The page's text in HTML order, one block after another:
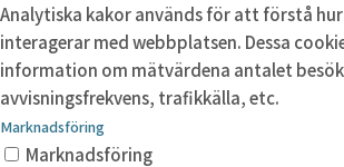
Analytiska kakor används för att förstå
interagerar med webbplatsen. Dessa
information om mätvärdena antalet
avvisningsfrekvens, trafikkälla, etc.
Marknadsföring
Marknadsföring